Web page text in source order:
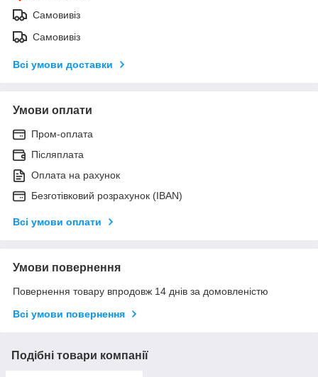
Самовивіз
Самовивіз
Всі умови доставки
Умови оплати
Пром-оплата
Післяплата
Оплата на рахунок
Безготівковий розрахунок (IBAN)
Всі умови оплати
Умови повернення
Повернення товару впродовж 14 днів за домовленістю
Всі умови повернення
Подібні товари компанії